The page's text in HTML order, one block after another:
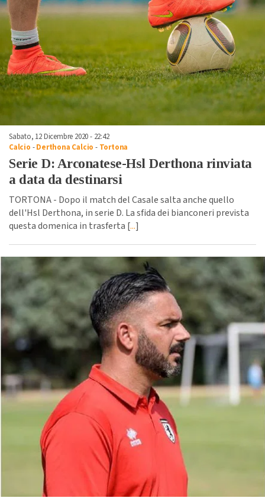
Sabato, 12 Dicembre 2020 - 22:42
Calcio -Derthona Calcio - Tortona
Serie D: Arconatese-Hsl Derthona rinviata
a data da destinarsi
TORTONA - Dopo il match del Casale salta anche quello
dell'Hsl Derthona, in serie D. La sfida dei bianconeri prevista
questa domenica in trasferta [...]